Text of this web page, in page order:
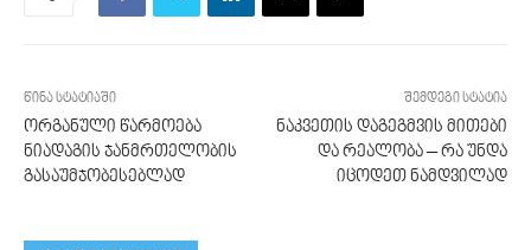
წინა სტატიაში
ორგანული წარმოება
ნიადაგის ჯანმრთელობის
გასაუმჯობესებლად
შემდეგი სტატია
ნაკვეთის დაგეგმვის მითები
და რეალობა – რა უნდა
იცოდეთ ნამდვილად